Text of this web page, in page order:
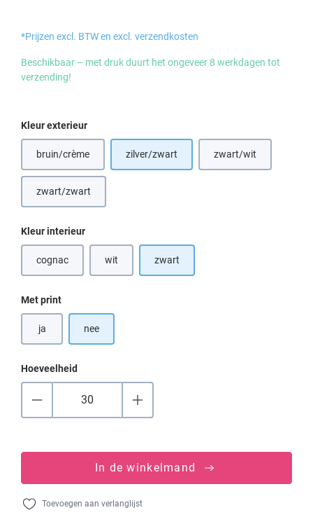
*Prijzen excl. BTW en excl. verzendkosten
Beschikbaar – met druk duurt het ongeveer 8 werkdagen tot
verzending!
Selecteer
Kleur exterieur
bruin/crème(Deze optie is momenteel niet beschikbaar.)
zilver/zwart zwart/wit(Deze optie is
zwart/zwart
Selecteer
Kleur interieur
cognac(Deze optie is momenteel niet beschikbaar.)
wit(Deze optie is momenteel niet beschikbaar.)
zwart
Selecteer
Met print
ja nee
Hoeveelheid
In de winkelmand
Toevoegen aan verlanglijst